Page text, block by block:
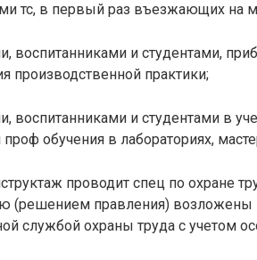
тс, в первый раз въезжающих на
воспитанниками и студентами,
производственной практики;
воспитанниками и студентами в
обучения в лабораториях,
проводит спец по охране
(решением правления) возложены
службой охраны труда с учетом